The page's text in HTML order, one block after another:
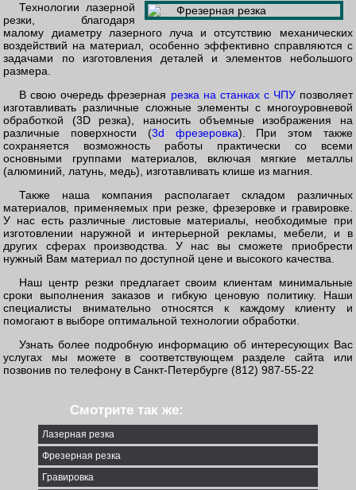
Технологии лазерной
резки, благодаря
малому диаметру лазерного луча и отсутствию механических
воздействий на материал, особенно эффективно справляются с
задачами по изготовления деталей и элементов небольшого
размера.
В свою очередь фрезерная резка на станках с ЧПУпозволяет
изготавливать различные сложные элементы с многоуровневой
обработкой (3D резка), наносить объемные изображения на
различные поверхности (3d фрезеровка). При этом также
сохраняется возможность работы практически со всеми
основными группами материалов, включая мягкие металлы
(алюминий, латунь, медь), изготавливать клише из магния.
Также наша компания располагает складом различных
материалов, применяемых при резке, фрезеровке и гравировке.
У нас есть различные листовые материалы, необходимые при
изготовлении наружной и интерьерной рекламы, мебели, и в
других сферах производства. У нас вы сможете приобрести
нужный Вам материал по доступной цене и высокого качества.
Наш центр резки предлагает своим клиентам минимальные
сроки выполнения заказов и гибкую ценовую политику. Наши
специалисты внимательно относятся к каждому клиенту и
помогают в выборе оптимальной технологии обработки.
Узнать более подробную информацию об интересующих Вас
услугах мы можете в соответствующем разделе сайта или
позвонив по телефону в Санкт-Петербурге (812)987-55-22
Смотрите так же:
Лазерная резка
Фрезерная резка
Гравировка